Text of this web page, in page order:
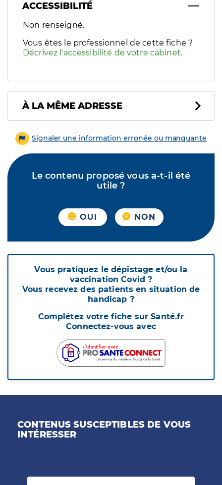
ACCESSIBILITÉ
Filtres
Sélectionnez un ou plusieurs handicaps/besoins
Non renseigné.
Vous êtes le professionnel de cette fiche ?
Décrivez l'accessibilité de votre cabinet.
À LA MÊME ADRESSE
Signaler une information erronée ou manquante
Le contenu proposé vous a-t-il été
utile ?
OUI NON
Vous pratiquez le dépistage et/ou la
vaccination Covid ?
Vous recevez des patients en situation de
handicap ?
Complétez votre fiche sur Santé.fr
Connectez-vous avec
CONTENUS SUSCEPTIBLES DE VOUS
INTÉRESSER